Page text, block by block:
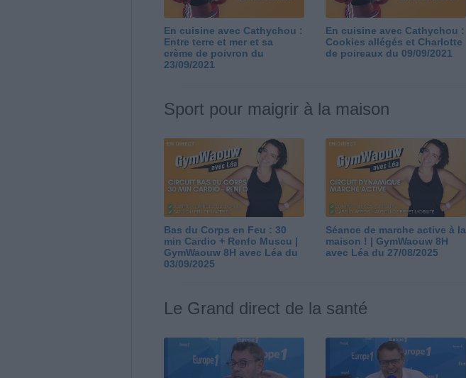
En cuisine avec Cathychou :
Entre terre et mer et sa
crème de poivron du
23/09/2021
En cuisine avec Cathychou :
Cookies allégés et Charlotte
de poireaux du 09/09/2021
Sport pour maigrir à la maison
Bas du Corps en Feu : 30
min Cardio + Renfo Muscu |
GymWaouw 8H avec Léa du
03/09/2025
Séance de marche active à la
maison ! | GymWaouw 8H
avec Léa du 27/08/2025
Le Grand direct de la santé